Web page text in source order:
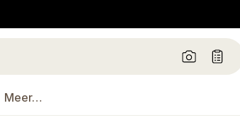
Meer…